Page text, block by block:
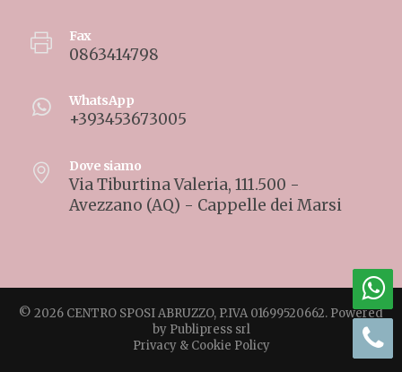
Fax
0863414798
WhatsApp
+393453673005
Dove siamo
Via Tiburtina Valeria, 111.500 -
Avezzano (AQ) - Cappelle dei Marsi
© 2026 CENTRO SPOSI ABRUZZO, P.IVA 01699520662. Powered
by Publipress srl
Privacy & Cookie Policy